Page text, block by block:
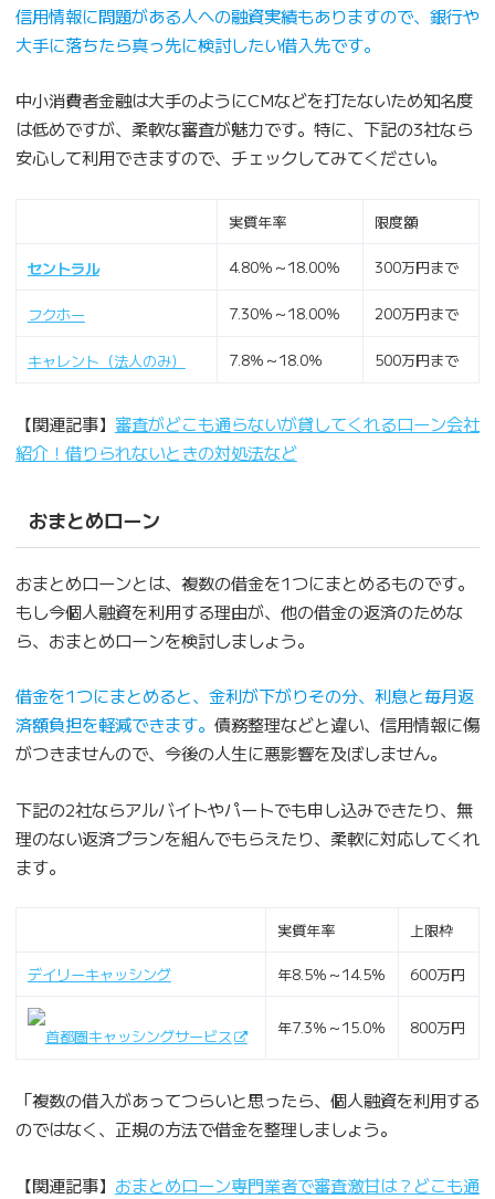
信用情報に問題がある人への融資実績もありますので、銀行や
大手に落ちたら真っ先に検討したい借入先です。
中小消費者金融は大手のようにCMなどを打たないため知名度
は低めですが、柔軟な審査が魅力です。特に、下記の3社なら
安心して利用できますので、チェックしてみてください。
実質年率 限度額
セントラル 4.80％～18.00％ 300万円まで
フクホー 7.30％～18.00％ 200万円まで
キャレント（法人のみ） 7.8％～18.0％ 500万円まで
【関連記事】 審査がどこも通らないが貸してくれるローン会社
紹介！借りられないときの対処法など
おまとめローン
おまとめローンとは、複数の借金を1つにまとめるものです。
もし今個人融資を利用する理由が、他の借金の返済のためな
ら、おまとめローンを検討しましょう。
借金を1つにまとめると、金利が下がりその分、利息と毎月返
済額負担を軽減できます。 債務整理などと違い、信用情報に傷
がつきませんので、今後の人生に悪影響を及ぼしません。
下記の2社ならアルバイトやパートでも申し込みできたり、無
理のない返済プランを組んでもらえたり、柔軟に対応してくれ
ます。
実質年率 上限枠
デイリーキャッシング 年8.5％～14.5％ 600万円
首都圏キャッシングサービス 年7.3％～15.0％ 800万円
「複数の借入があってつらいと思ったら、個人融資を利用する
のではなく、正規の方法で借金を整理しましょう。
【関連記事】 おまとめローン専門業者で審査激甘は？どこも通